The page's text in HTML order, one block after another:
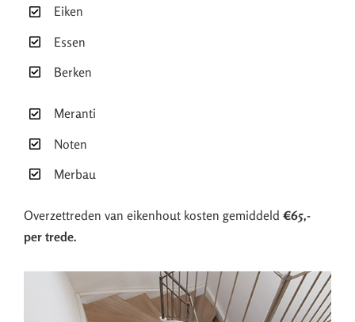
Eiken
Essen
Berken
Meranti
Noten
Merbau
Overzettreden van eikenhout kosten gemiddeld €65,-
per trede.